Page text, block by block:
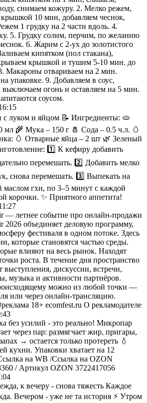
снимаем кожуру. 2. Мелко режем,
10 мин, добавляем чеснок,
1 грудку на 2 части вдоль. 4.
5. Грудку солим, перчим, по желанию
6. Жарим с 2-ух до золотистого
кипятком (пол стакана),
крышкой и тушим 5-10 мин. до
Макароны отвариваем на 2 мин.
упаковке. 9. Добавляем в соус,
огонь и оставляем на 5 мин.
соусом.
луком и яйцом 📝 Ингредиенты: 🫓
мл 🌾 Мука – 150 г 🧂 Сода – 0.5 ч.л. 🥚
🥚 Отварные яйца – 2 шт 🌿 Зеленый
1️⃣ К кефиру добавить
перемешать. 2️⃣ Добавить мелко
снова перемешать. 3️⃣ Выпекать на
маслом гхи, по 3–5 минут с каждой
корочки. ✨ Приятного аппетита!
— летнее событие про онлайн-продажи
2026 объединяет деловую программу,
фестиваля в одном потоке. Здесь
которые становятся частью среды.
влияют на весь рынок. Находят
роста. В течение дня пространство
выступления, дискуссии, встречи,
музыка и активности партнёров.
можно из любой точки —
или через онлайн-трансляцию.
18+ ecomfest.ru О рекламодателе
без усилий - это реально! Микропар
через пар: размягчает жир, пригары,
→ остается только протереть 💧
кухни. Упаковки хватает на 12
на WB /Ссылка на OZON
/ Артикул OZON 3722417056
к вечеру - снова тяжесть Каждое
Вечером - уже не та история ⚡ Утром